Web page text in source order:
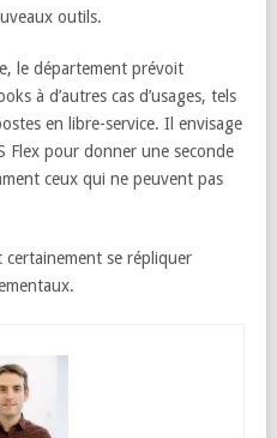
outils.
le département prévoit
à d’autres cas d’usages, tels
en libre-service. Il envisage
Flex pour donner une seconde
ceux qui ne peuvent pas
certainement se répliquer